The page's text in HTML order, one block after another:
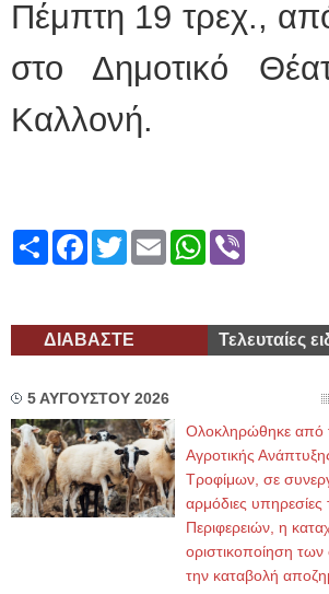
Πέμπτη 19 τρεχ.,
στο Δημοτικό
Καλλονή.
ShareFacebook
TwitterEmailWhatsApp
ΔΙΑΒΑΣΤΕ Τελευταίες
5 ΑΥΓΟΥΣΤΟΥ 2026
Ολοκληρώθηκε από
Αγροτικής
Τροφίμων, σε
αρμόδιες υπηρεσίες
Περιφερειών, η
οριστικοποίηση των
την καταβολή